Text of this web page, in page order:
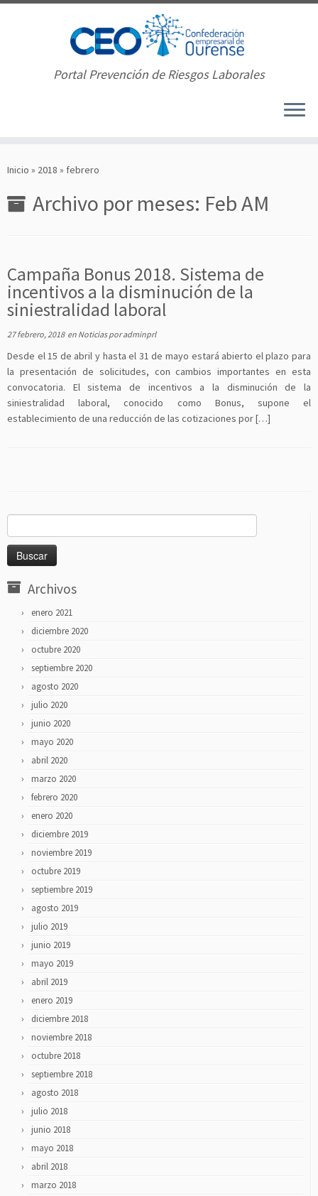
Portal Prevención de Riesgos Laborales
Inicio » 2018 » febrero
Archivo por meses: Feb AM
Campaña Bonus 2018. Sistema de
incentivos a la disminución de la
siniestralidad laboral
27 febrero, 2018en Noticiasporadminprl
Desde el 15 de abril y hasta el 31 de mayo estará abierto el plazo para
la presentación de solicitudes, con cambios importantes en esta
convocatoria. El sistema de incentivos a la disminución de la
siniestralidad laboral, conocido como Bonus, supone el
establecimiento de una reducción de las cotizaciones por […]
Archivos
enero 2021
diciembre 2020
octubre 2020
septiembre 2020
agosto 2020
julio 2020
junio 2020
mayo 2020
abril 2020
marzo 2020
febrero 2020
enero 2020
diciembre 2019
noviembre 2019
octubre 2019
septiembre 2019
agosto 2019
julio 2019
junio 2019
mayo 2019
abril 2019
enero 2019
diciembre 2018
noviembre 2018
octubre 2018
septiembre 2018
agosto 2018
julio 2018
junio 2018
mayo 2018
abril 2018
marzo 2018